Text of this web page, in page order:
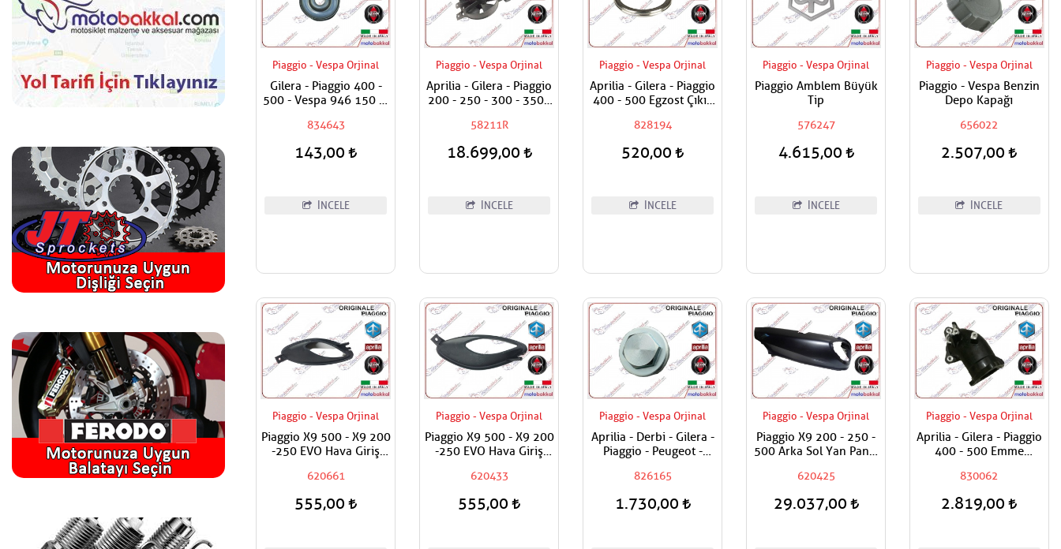
Piaggio - Vespa Orjinal
Gilera - Piaggio 400 -
500 - Vespa 946 150 ie
Pul Üst Adet Fiyatıdır.
834643
143,00
İNCELE
Piaggio - Vespa Orjinal
Aprilia - Gilera - Piaggio
200 - 250 - 300 - 350 -
Komple
58211R
18.699,00
İNCELE
Piaggio - Vespa Orjinal
Aprilia - Gilera - Piaggio
400 - 500 Egzost Çıkış
Geçen
828194
520,00
İNCELE
Piaggio - Vespa Orjinal
Piaggio Amblem Büyük
Tip
576247
4.615,00
İNCELE
Piaggio - Vespa Orjinal
Piaggio - Vespa Benzin
Depo Kapağı
656022
2.507,00
İNCELE
Piaggio - Vespa Orjinal
Piaggio X9 500 - X9 200
-250 EVO Hava Giriş
620661
555,00
Piaggio - Vespa Orjinal
Piaggio X9 500 - X9 200
-250 EVO Hava Giriş
620433
555,00
Piaggio - Vespa Orjinal
Aprilia - Derbi - Gilera -
Piaggio - Peugeot -
200 - 250 - 300 - 400 -
826165
1.730,00
Piaggio - Vespa Orjinal
Piaggio X9 200 - 250 -
500 Arka Sol Yan Panel
620425
29.037,00
Piaggio - Vespa Orjinal
Aprilia - Gilera - Piaggio
400 - 500 Emme
830062
2.819,00